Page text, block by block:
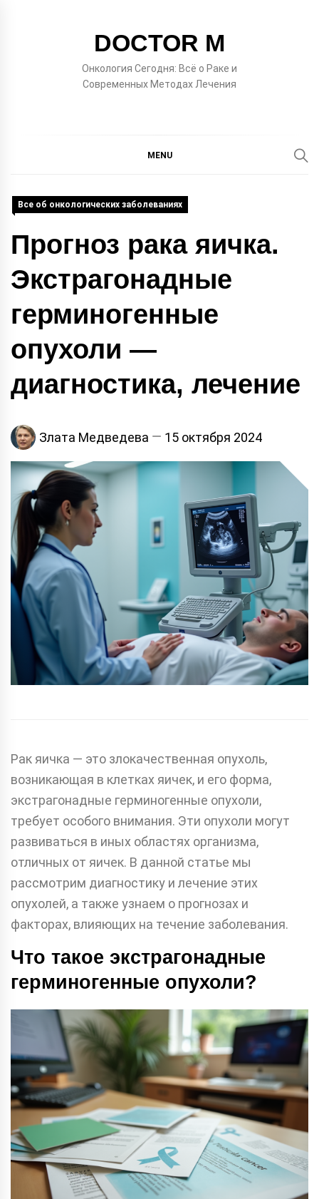
DOCTOR M
Онкология Сегодня: Всё о Раке и
Современных Методах Лечения
MENU
Все об онкологических заболеваниях
Прогноз рака яичка.
Экстрагонадные
герминогенные
опухоли —
диагностика, лечение
Злата Медведева 15 октября 2024
Рак яичка — это злокачественная опухоль,
возникающая в клетках яичек, и его форма,
экстрагонадные герминогенные опухоли,
требует особого внимания. Эти опухоли могут
развиваться в иных областях организма,
отличных от яичек. В данной статье мы
рассмотрим диагностику и лечение этих
опухолей, а также узнаем о прогнозах и
факторах, влияющих на течение заболевания.
Что такое экстрагонадные
герминогенные опухоли?